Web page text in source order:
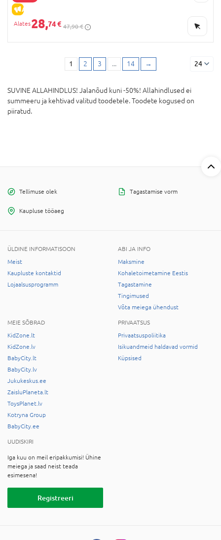
ALLAHINDLUS
28,74 € 47,90 €
1 2 3 ... 14 → 24
SUVINE ALLAHINDLUS! Jalanõud kuni -50%! Allahindlused ei
summeeru ja kehtivad valitud toodetele. Toodete kogused on
piiratud.
Tellimuse olek Tagastamise vorm
Kaupluse tööaeg
ÜLDINE INFORMATISOON
Meist
Kaupluste kontaktid
Lojaalsusprogramm
ABI JA INFO
Maksmine
Kohaletoimetamine Eestis
Tagastamine
Tingimused
Võta meiega ühendust
MEIE SÕBRAD
KidZone.lt
KidZone.lv
BabyCity.lt
BabyCity.lv
Jukukeskus.ee
ZaisluPlaneta.lt
ToysPlanet.lv
Kotryna Group
BabyCity.ee
PRIVAATSUS
Privaatsuspoliitika
Isikuandmeid haldavad vormid
Küpsised
UUDISKIRI
Iga kuu on meil eripakkumisi! Ühine
meiega ja saad neist teada
esimesena!
Registreeri